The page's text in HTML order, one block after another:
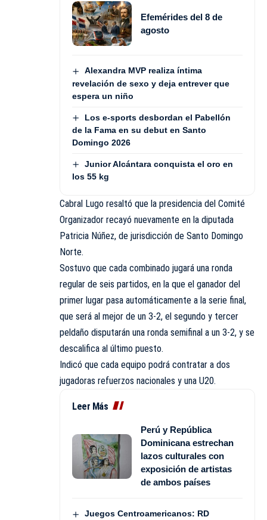
Efemérides del 8 de
agosto
Alexandra MVP realiza íntima
revelación de sexo y deja entrever que
espera un niño
Los e-sports desbordan el Pabellón
de la Fama en su debut en Santo
Domingo 2026
Junior Alcántara conquista el oro en
los 55 kg
Cabral Lugo resaltó que la presidencia del Comité
Organizador recayó nuevamente en la diputada
Patricia Núñez, de jurisdicción de Santo Domingo
Norte.
Sostuvo que cada combinado jugará una ronda
regular de seis partidos, en la que el ganador del
primer lugar pasa automáticamente a la serie final,
que será al mejor de un 3-2, el segundo y tercer
peldaño disputarán una ronda semifinal a un 3-2, y se
descalifica al último puesto.
Indicó que cada equipo podrá contratar a dos
jugadoras refuerzos nacionales y una U20.
Leer Más
Perú y República
Dominicana estrechan
lazos culturales con
exposición de artistas
de ambos países
Juegos Centroamericanos: RD